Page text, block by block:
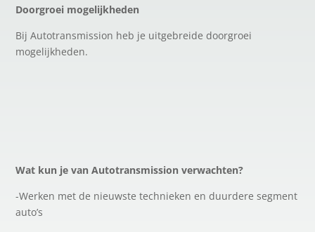
Doorgroei mogelijkheden
Bij Autotransmission heb je uitgebreide doorgroei
mogelijkheden.
Wat kun je van Autotransmission verwachten?
-Werken met de nieuwste technieken en duurdere segment
auto’s